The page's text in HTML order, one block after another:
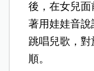
後，在女兒
著用娃娃音
跳唱兒歌，
順。